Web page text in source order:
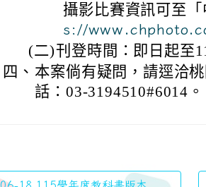
攝影比賽資訊可至
s://
(二)刊登時間：即日起至
四、 本案倘有疑問，請逕洽
話：03-3194510#6014。